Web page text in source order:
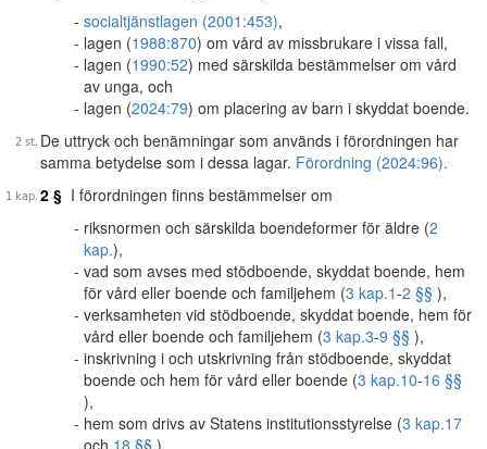
socialtjänstlagen (2001:453),
lagen (1988:870) om vård av missbrukare i vissa fall,
lagen (1990:52) med särskilda bestämmelser om vård
av unga, och
lagen (2024:79) om placering av barn i skyddat boende.
De uttryck och benämningar som används i förordningen har
samma betydelse som i dessa lagar. Förordning (2024:96).
2 § I förordningen finns bestämmelser om
riksnormen och särskilda boendeformer för äldre (2
kap.),
vad som avses med stödboende, skyddat boende, hem
för vård eller boende och familjehem (3 kap.1-2 §§ ),
verksamheten vid stödboende, skyddat boende, hem för
vård eller boende och familjehem (3 kap.3-9 §§ ),
inskrivning i och utskrivning från stödboende, skyddat
boende och hem för vård eller boende (3 kap.10-16 §§
),
hem som drivs av Statens institutionsstyrelse (3 kap.17
och 18 §§ ),